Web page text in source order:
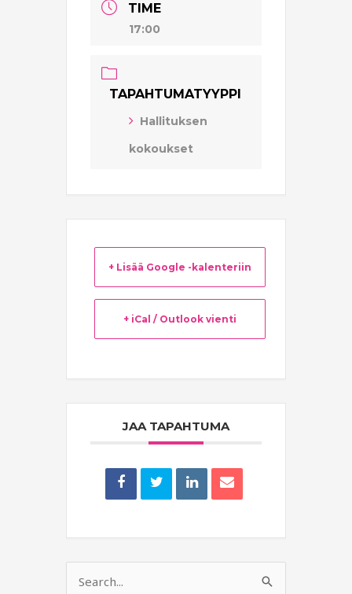
TIME
17:00
TAPAHTUMATYYPPI
Hallituksen
kokoukset
+ Lisää Google -kalenteriin
+ iCal / Outlook vienti
JAA TAPAHTUMA
Search